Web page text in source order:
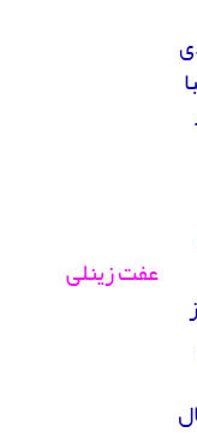
عفت زینلی